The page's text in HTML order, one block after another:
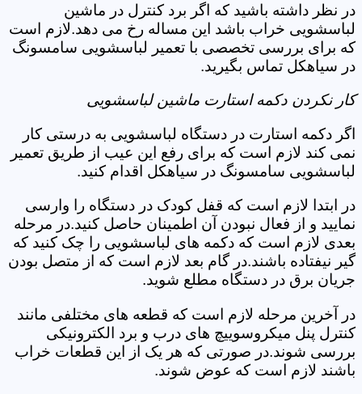
در نظر داشته باشید که اگر برد کنترل در ماشین
لباسشویی خراب باشد این مساله رخ می دهد.لازم است
که برای بررسی تخصصی با تعمیر لباسشویی سامسونگ
در سیاهکل تماس بگیرید.
کار نکردن دکمه استارت ماشین لباسشویی
اگر دکمه استارت در دستگاه لباسشویی به درستی کار
نمی کند لازم است که برای رفع این عیب از طریق تعمیر
لباسشویی سامسونگ در سیاهکل اقدام کنید.
در ابتدا لازم است که قفل کودک در دستگاه را وارسی
نمایید و از فعال نبودن آن اطمینان حاصل کنید.در مرحله
بعدی لازم است که دکمه های لباسشویی را چک کنید که
گیر نیفتاده باشند.در گام بعد لازم است که از متصل بودن
جریان برق در دستگاه مطلع شوید.
در آخرین مرحله لازم است که قطعه های مختلفی مانند
کنترل پنل میکروسوییچ های درب و برد الکترونیکی
بررسی شوند.در صورتی که هر یک از این قطعات خراب
باشند لازم است که عوض شوند.